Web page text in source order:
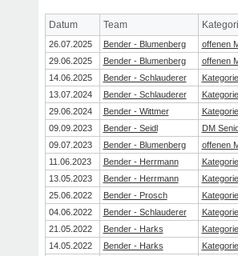
Datum Team
26.07.2025 Bender - Blumenberg
offenen
29.06.2025
Bender - Blumenberg
offenen
14.06.2025
Bender - Schlauderer
13.07.2024
Bender - Schlauderer
29.06.2024
Bender - Wittmer
09.09.2023
Bender - Seidl
DM
09.07.2023
Bender - Blumenberg
offenen
11.06.2023
Bender - Herrmann
13.05.2023
Bender - Herrmann
25.06.2022
Bender - Prosch
04.06.2022
Bender - Schlauderer
21.05.2022
Bender - Harks
14.05.2022
Bender - Harks